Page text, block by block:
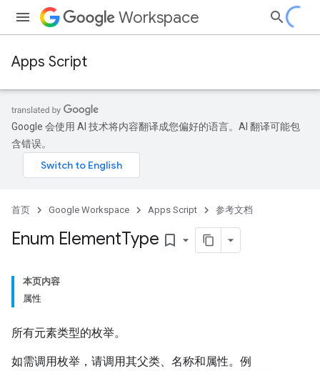
Workspace
Apps Script
Google 会使用 AI 技术将内容翻译成您偏好的语言。AI 翻译可能包
含错误。
首页 Google Workspace Apps Script 参考文档
Enum ElementType bookmark_border
本页内容
属性
所有元素类型的枚举。
如需调用枚举，请调用其父类、名称和属性。例